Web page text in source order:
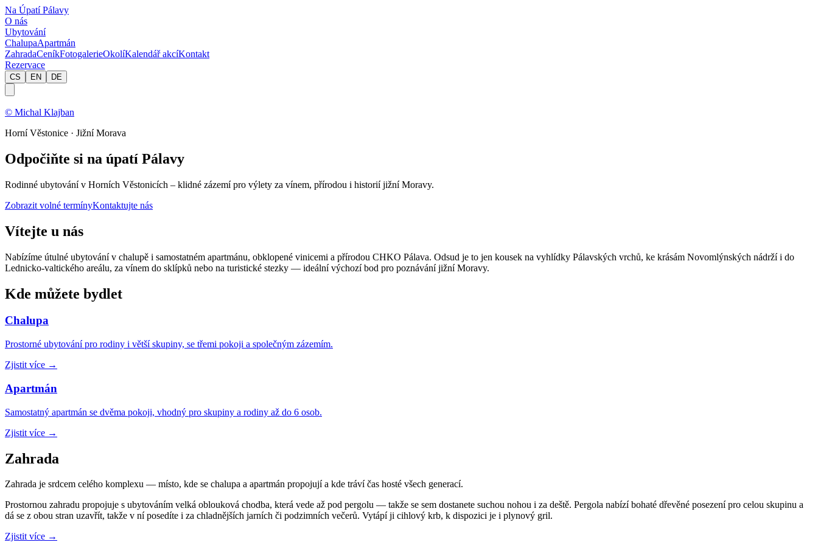
Na Úpatí Pálavy
O nás
Ubytování
ChalupaApartmán
ZahradaCeníkFotogalerieOkolíKalendář akcíKontakt
Rezervace
CS EN DE
© Michal Klajban
Horní Věstonice · Jižní Morava
Odpočiňte si na úpatí Pálavy
Rodinné ubytování v Horních Věstonicích – klidné zázemí pro výlety za vínem, přírodou i historií jižní Moravy.
Zobrazit volné termínyKontaktujte nás
Vítejte u nás
Nabízíme útulné ubytování v chalupě i samostatném apartmánu, obklopené vinicemi a přírodou CHKO Pálava. Odsud je to jen kousek na vyhlídky Pálavských vrchů, ke krásám Novomlýnských nádrží i do
Lednicko-valtického areálu, za vínem do sklípků nebo na turistické stezky — ideální výchozí bod pro poznávání jižní Moravy.
Kde můžete bydlet
Chalupa
Prostorné ubytování pro rodiny i větší skupiny, se třemi pokoji a společným zázemím.
Zjistit více →
Apartmán
Samostatný apartmán se dvěma pokoji, vhodný pro skupiny a rodiny až do 6 osob.
Zjistit více →
Zahrada
Zahrada je srdcem celého komplexu — místo, kde se chalupa a apartmán propojují a kde tráví čas hosté všech generací.
Prostornou zahradu propojuje s ubytováním velká oblouková chodba, která vede až pod pergolu — takže se sem dostanete suchou nohou i za deště. Pergola nabízí bohaté dřevěné posezení pro celou skupinu a
dá se z obou stran uzavřít, takže v ní posedíte i za chladnějších jarních či podzimních večerů. Vytápí ji cihlový krb, k dispozici je i plynový gril.
Zjistit více →